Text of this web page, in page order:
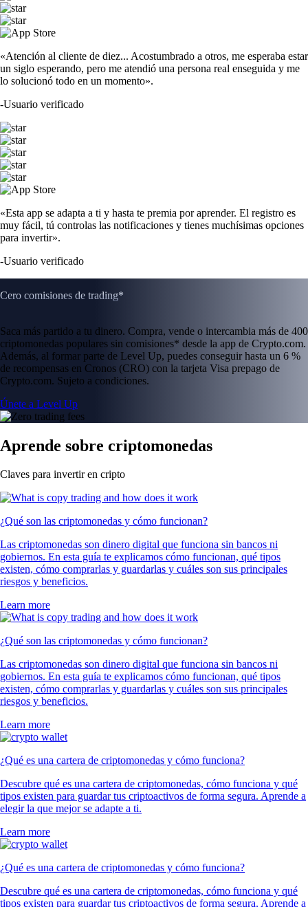
«Atención al cliente de diez... Acostumbrado a otros, me esperaba estar
un siglo esperando, pero me atendió una persona real enseguida y me
lo solucionó todo en un momento».
-Usuario verificado
«Esta app se adapta a ti y hasta te premia por aprender. El registro es
muy fácil, tú controlas las notificaciones y tienes muchísimas opciones
para invertir».
-Usuario verificado
Cero comisiones de trading*
Saca más partido a tu dinero. Compra, vende o intercambia más de 400
criptomonedas populares sin comisiones* desde la app de Crypto.com.
Además, al formar parte de Level Up, puedes conseguir hasta un 6 %
de recompensas en Cronos (CRO) con la tarjeta Visa prepago de
Crypto.com. Sujeto a condiciones.
Únete a Level Up
Aprende sobre criptomonedas
Claves para invertir en cripto
¿Qué son las criptomonedas y cómo funcionan?
Las criptomonedas son dinero digital que funciona sin bancos ni
gobiernos. En esta guía te explicamos cómo funcionan, qué tipos
existen, cómo comprarlas y guardarlas y cuáles son sus principales
riesgos y beneficios.
Learn more
¿Qué son las criptomonedas y cómo funcionan?
Las criptomonedas son dinero digital que funciona sin bancos ni
gobiernos. En esta guía te explicamos cómo funcionan, qué tipos
existen, cómo comprarlas y guardarlas y cuáles son sus principales
riesgos y beneficios.
Learn more
¿Qué es una cartera de criptomonedas y cómo funciona?
Descubre qué es una cartera de criptomonedas, cómo funciona y qué
tipos existen para guardar tus criptoactivos de forma segura. Aprende a
elegir la que mejor se adapte a ti.
Learn more
¿Qué es una cartera de criptomonedas y cómo funciona?
Descubre qué es una cartera de criptomonedas, cómo funciona y qué
tipos existen para guardar tus criptoactivos de forma segura. Aprende a